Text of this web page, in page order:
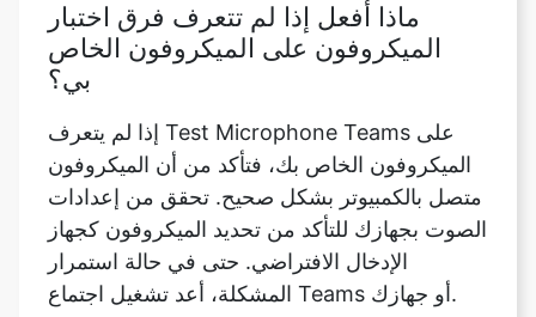
ماذا أفعل إذا لم تتعرف فرق اختبار
الميكروفون على الميكروفون الخاص
بي؟
إذا لم يتعرف Test Microphone Teams على
الميكروفون الخاص بك، فتأكد من أن الميكروفون
متصل بالكمبيوتر بشكل صحيح. تحقق من إعدادات
الصوت بجهازك للتأكد من تحديد الميكروفون كجهاز
الإدخال الافتراضي. حتى في حالة استمرار
المشكلة، أعد تشغيل اجتماع Teams أو جهازك.